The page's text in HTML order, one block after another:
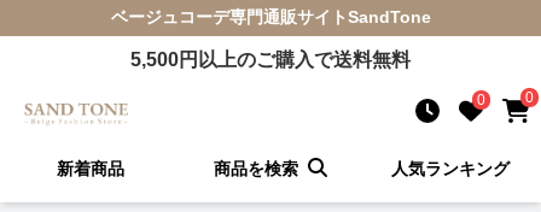
ベージュコーデ専門通販サイトSandTone
5,500円以上のご購入で送料無料
0 0
新着商品 商品を検索 人気ランキング